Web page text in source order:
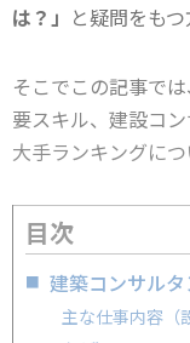
は？」 と疑問をも
そこでこの記事で
要スキル、建設コ
大手ランキングに
目次
建築コンサルタ
主な仕事内容（